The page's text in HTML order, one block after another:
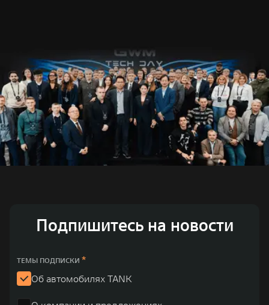
Подпишитесь на новости
ТЕМЫ ПОДПИСКИ *
Об автомобилях TANK